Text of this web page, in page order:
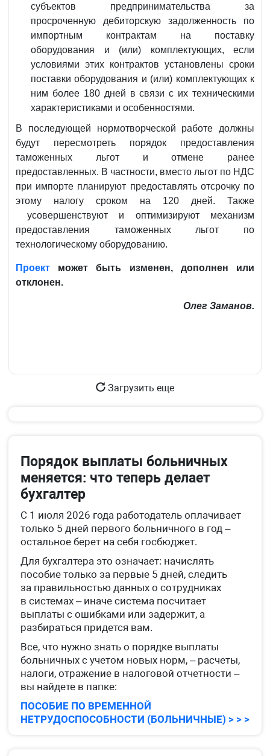
субъектов предпринимательства за
просроченную дебиторскую задолженность по
импортным контрактам на поставку
оборудования и (или) комплектующих, если
условиями этих контрактов установлены сроки
поставки оборудования и (или) комплектующих к
ним более 180 дней в связи с их техническими
характеристиками и особенностями.
В последующей нормотворческой работе должны
будут пересмотреть порядок предоставления
таможенных льгот и отмене ранее
предоставленных. В частности, вместо льгот по НДС
при импорте планируют предоставлять отсрочку по
этому налогу сроком на 120 дней. Также
усовершенствуют и оптимизируют механизм
предоставления таможенных льгот по
технологическому оборудованию.
Проект может быть изменен, дополнен или
отклонен.
Олег Заманов.
Загрузить еще
Порядок выплаты больничных
меняется: что теперь делает
бухгалтер
С 1 июля 2026 года работодатель оплачивает
только 5 дней первого больничного в год –
остальное берет на себя госбюджет.
Для бухгалтера это означает: начислять
пособие только за первые 5 дней, следить
за правильностью данных о сотрудниках
в системах – иначе система посчитает
выплаты с ошибками или задержит, а
разбираться придется вам.
Все, что нужно знать о порядке выплаты
больничных с учетом новых норм, – расчеты,
налоги, отражение в налоговой отчетности –
вы найдете в папке:
ПОСОБИЕ ПО ВРЕМЕННОЙ
НЕТРУДОСПОСОБНОСТИ (БОЛЬНИЧНЫЕ) > > >